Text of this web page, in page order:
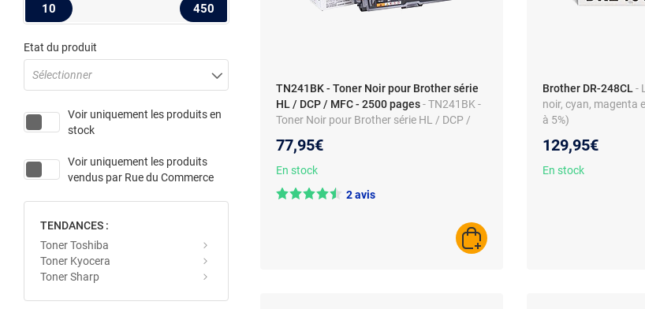
10 450
Etat du produit
Sélectionner
Voir uniquement les produits en
stock
Voir uniquement les produits
vendus par Rue du Commerce
TENDANCES :
Toner Toshiba
Toner Kyocera
Toner Sharp
TN241BK - Toner Noir pour Brother série
HL / DCP / MFC - 2500 pages- TN241BK -
Toner Noir pour Brother série HL / DCP /
77,95€
En stock
2 avis
AJOUTER AU PANIER
Brother DR-248CL -
noir, cyan, magenta
à 5%)
129,95€
En stock